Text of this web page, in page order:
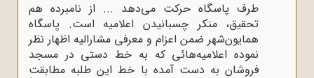
طرف پاسگاه حرکت می‌دهد ... از نامبرده هم
تحقیق، منکر چسبانیدن اعلامیه است. پاسگاه
همایون‌شهر ضمن اعزام و معرفی مشارالیه اظهار نظر
نموده اعلامیه‌هائی که به خط دستی در مسجد
فروشان به دست آمده با خط این طلبه مطابقت